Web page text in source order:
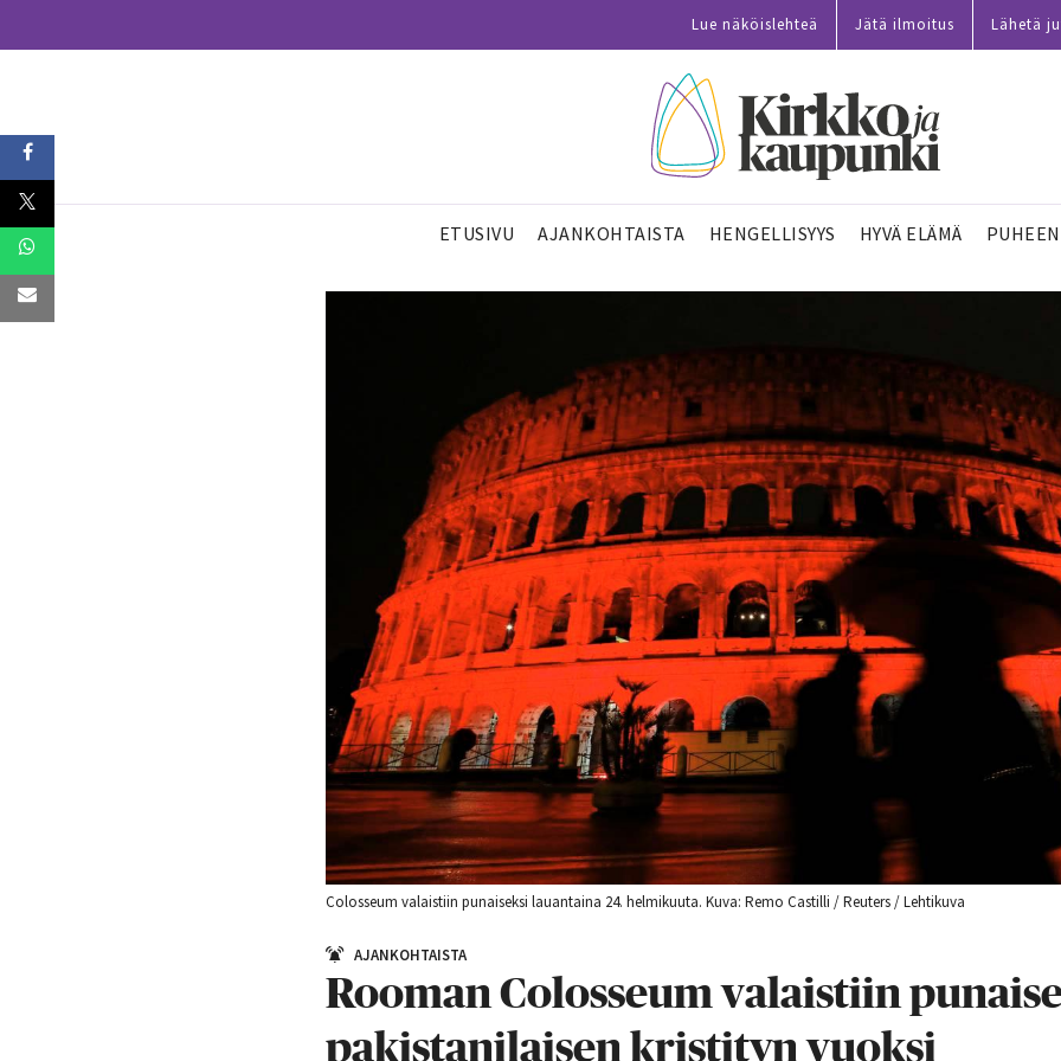
Lue näköislehteä Jätä ilmoitus Lähetä
ETUSIVU AJANKOHTAISTA HENGELLISYYS HYVÄ ELÄMÄ
Colosseum valaistiin punaiseksi lauantaina 24. helmikuuta. Kuva: Remo Castilli / Reuters / Lehtikuva
AJANKOHTAISTA
Rooman Colosseum valaistiin
pakistanilaisen kristityn vuoksi